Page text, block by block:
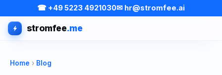
☎ +49 5223 4921030✉ hr@stromfee.ai
stromfee.me
Home › Blog